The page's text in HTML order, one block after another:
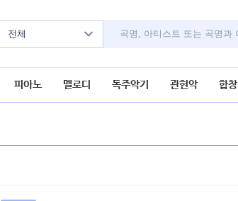
전체
피아노 멜로디 독주악기 관현악 합창